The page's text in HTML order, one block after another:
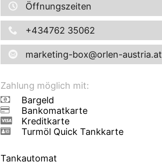
Öffnungszeiten
+434762 35062
marketing-box@orlen-austria.at
Zahlung möglich mit:
Bargeld
Bankomatkarte
Kreditkarte
Turmöl Quick Tankkarte
Tankautomat